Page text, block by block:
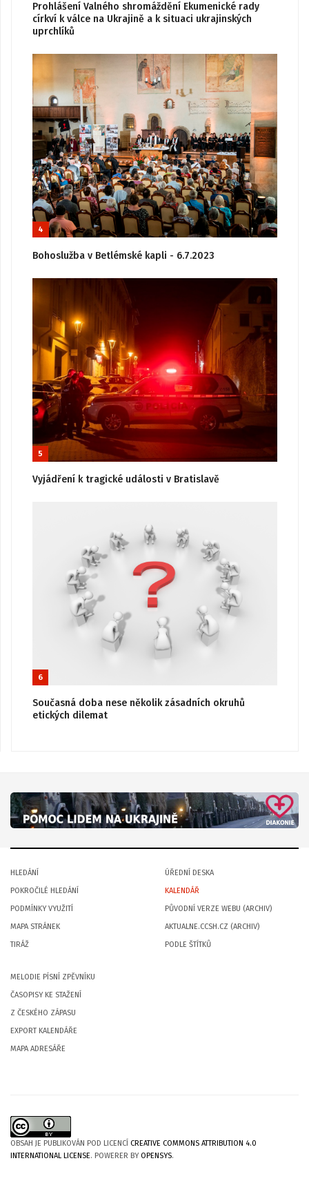
Prohlášení Valného shromáždění Ekumenické rady
církví k válce na Ukrajině a k situaci ukrajinských
uprchlíků
4
Bohoslužba v Betlémské kapli - 6.7.2023
5
Vyjádření k tragické události v Bratislavě
6
Současná doba nese několik zásadních okruhů
etických dilemat
HLEDÁNÍ
POKROČILÉ HLEDÁNÍ
PODMÍNKY VYUŽITÍ
MAPA STRÁNEK
TIRÁŽ
ÚŘEDNÍ DESKA
KALENDÁŘ
PŮVODNÍ VERZE WEBU (ARCHIV)
AKTUALNE.CCSH.CZ (ARCHIV)
PODLE ŠTÍTKŮ
MELODIE PÍSNÍ ZPĚVNÍKU
ČASOPISY KE STAŽENÍ
Z ČESKÉHO ZÁPASU
EXPORT KALENDÁŘE
MAPA ADRESÁŘE
OBSAH JE PUBLIKOVÁN POD LICENCÍ CREATIVE COMMONS ATTRIBUTION 4.0
INTERNATIONAL LICENSE. POWERER BYOPENSYS.